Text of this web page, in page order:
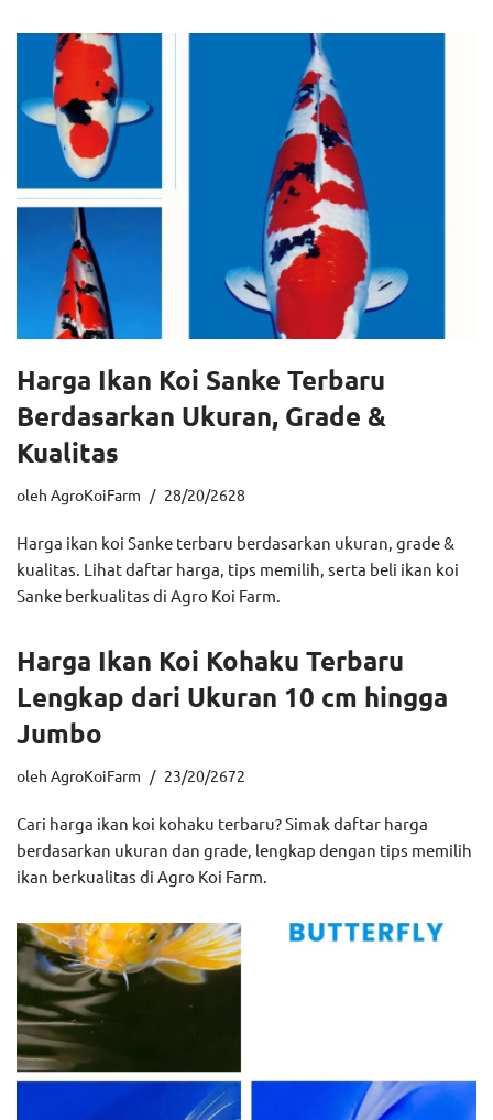
Harga Ikan Koi Sanke Terbaru
Berdasarkan Ukuran, Grade &
Kualitas
oleh AgroKoiFarm 28/20/2628
Harga ikan koi Sanke terbaru berdasarkan ukuran, grade &
kualitas. Lihat daftar harga, tips memilih, serta beli ikan koi
Sanke berkualitas di Agro Koi Farm.
Harga Ikan Koi Kohaku Terbaru
Lengkap dari Ukuran 10 cm hingga
Jumbo
oleh AgroKoiFarm 23/20/2672
Cari harga ikan koi kohaku terbaru? Simak daftar harga
berdasarkan ukuran dan grade, lengkap dengan tips memilih
ikan berkualitas di Agro Koi Farm.